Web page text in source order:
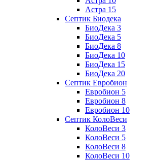
Астра 15
Септик Биодека
БиоДека 3
БиоДека 5
БиоДека 8
БиоДека 10
БиоДека 15
БиоДека 20
Септик Евробион
Евробион 5
Евробион 8
Евробион 10
Септик КолоВеси
КолоВеси 3
КолоВеси 5
КолоВеси 8
КолоВеси 10